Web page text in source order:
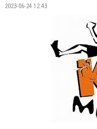
2023-06-24 12:43